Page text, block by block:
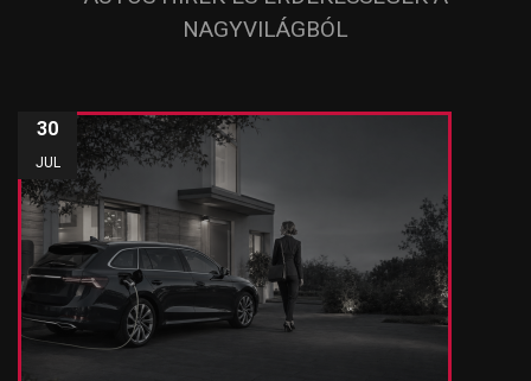
NAGYVILÁGBÓL
30
JUL